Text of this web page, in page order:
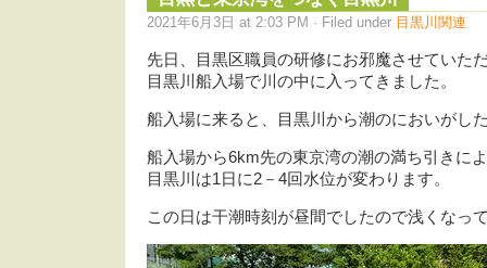
2021年6月3日 at 2:03 PM · Filed under 目黒川関連
先日、目黒区職員の研修にお邪魔させていた
目黒川船入場で川の中に入ってきました。
船入場に来ると、目黒川から潮のにおいがし
船入場から6km先の東京湾の潮の満ち引きに
目黒川は1日に2－4回水位が変わります。
この日は干潮時刻が昼間でしたので浅くなっ